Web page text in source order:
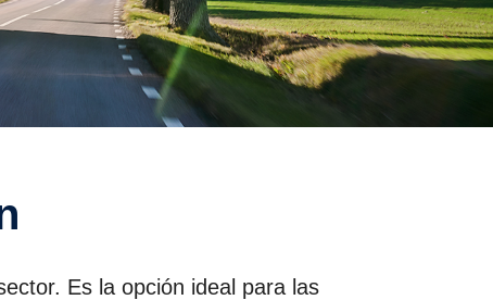
Es la opción ideal para las